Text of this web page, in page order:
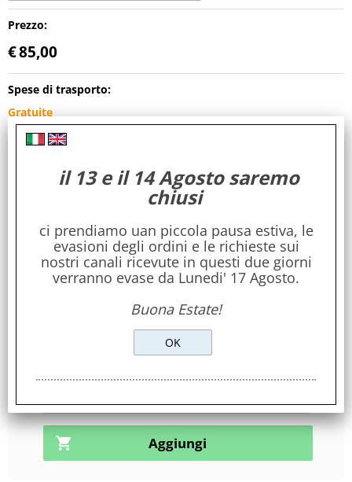
Prezzo:
€85,00
Spese di trasporto:
Gratuite
Maggiori dettagli
KGV432old
34 x 19 x 32
il 13 e il 14 Agosto saremo
chiusi
ci prendiamo uan piccola pausa estiva, le
evasioni degli ordini e le richieste sui
nostri canali ricevute in questi due giorni
verranno evase da Lunedi' 17 Agosto.
Buona Estate!